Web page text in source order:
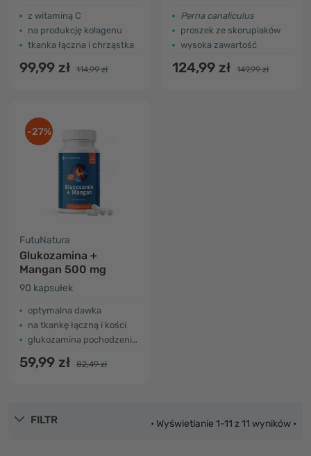
z witaminą C
na produkcję kolagenu
tkanka łączna i chrząstka
99,99 zł 114,99 zł
Perna canaliculus
proszek ze skorupiaków
wysoka zawartość
124,99 zł 149,99 zł
-27%
FutuNatura
Glukozamina +
Mangan 500 mg
90 kapsułek
optymalna dawka
na tkankę łączną i kości
glukozamina pochodzenia roślinnego
59,99 zł 82,49 zł
FILTR • Wyświetlanie 1-11 z 11 wyników •